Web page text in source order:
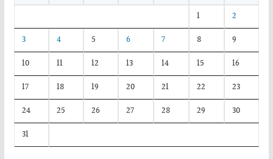
1
2
3
4 5 6 7 8
9
10
11 12 13 14 15
16
17
18 19 20 21 22
23
24
25 26 27 28 29
30
31